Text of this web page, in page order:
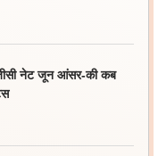
नेट जून आंसर-की कब